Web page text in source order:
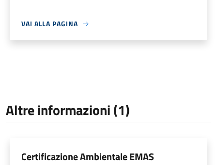
VAI ALLA PAGINA
Altre informazioni (1)
Certificazione Ambientale EMAS